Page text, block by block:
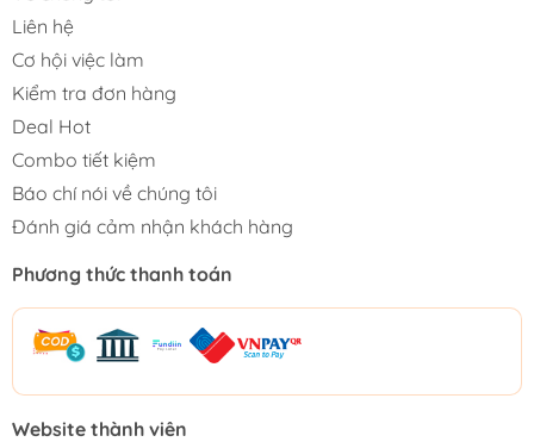
Liên hệ
Cơ hội việc làm
Kiểm tra đơn hàng
Deal Hot
Combo tiết kiệm
Báo chí nói về chúng tôi
Đánh giá cảm nhận khách hàng
Phương thức thanh toán
Website thành viên